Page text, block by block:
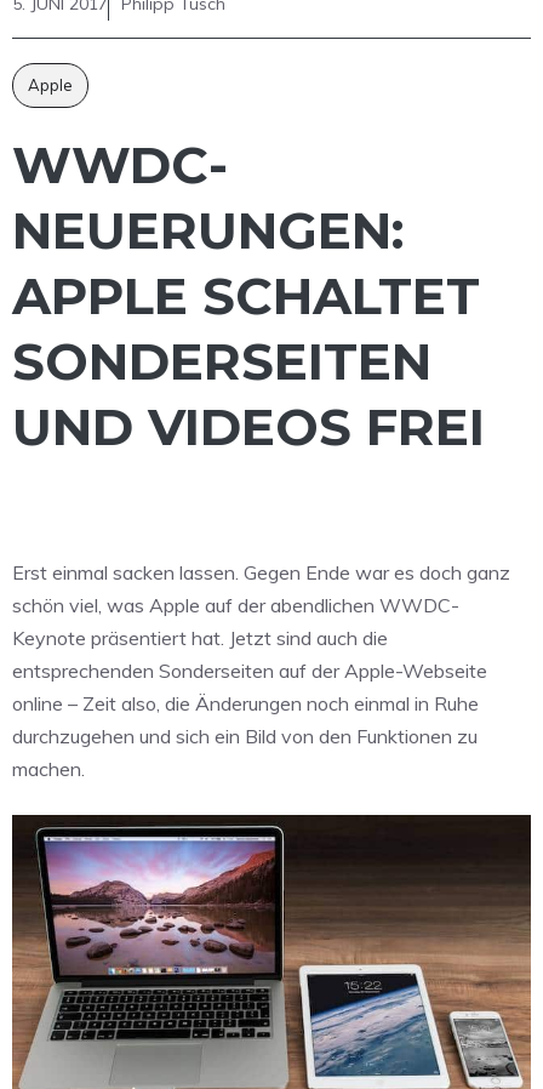
Apple
WWDC-
NEUERUNGEN:
APPLE SCHALTET
SONDERSEITEN
UND VIDEOS FREI
Erst einmal sacken lassen. Gegen Ende war es doch ganz
schön viel, was Apple auf der abendlichen WWDC-
Keynote präsentiert hat. Jetzt sind auch die
entsprechenden Sonderseiten auf der Apple-Webseite
online – Zeit also, die Änderungen noch einmal in Ruhe
durchzugehen und sich ein Bild von den Funktionen zu
machen.